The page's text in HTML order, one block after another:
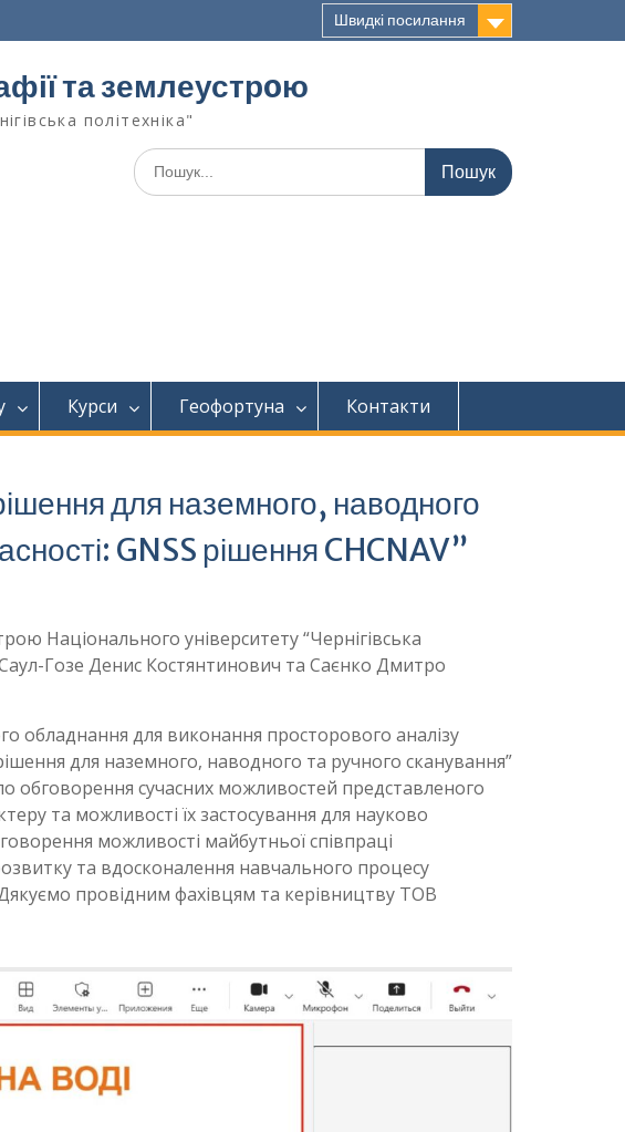
Швидкі посилання
та землеустрoю
політехніка"
Курси Геофортуна Контакти
для наземного, наводного
GNSS рішення CHCNAV”
Національного університету “Чернігівська
Саул-Гозе Денис Костянтинович та Саєнко Дмитро
обладнання для виконання просторового аналізу
для наземного, наводного та ручного сканування”
обговорення сучасних можливостей представленого
та можливості їх застосування для науково
можливості майбутньої співпраці
та вдосконалення навчального процесу
Дякуємо провідним фахівцям та керівництву ТОВ